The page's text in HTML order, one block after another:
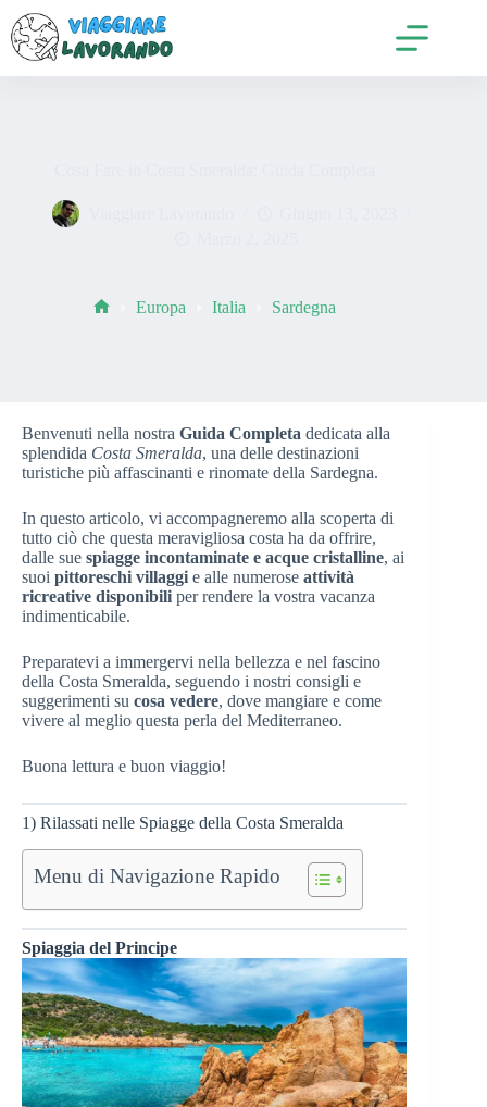
contenuto
Europa Italia Sardegna
Benvenuti nella nostra Guida Completa dedicata alla
splendida Costa Smeralda, una delle destinazioni
turistiche più affascinanti e rinomate della Sardegna.
In questo articolo, vi accompagneremo alla scoperta di
tutto ciò che questa meravigliosa costa ha da offrire,
dalle sue spiagge incontaminate e acque cristalline, ai
suoi pittoreschi villaggi e alle numerose attività
ricreative disponibili per rendere la vostra vacanza
indimenticabile.
Preparatevi a immergervi nella bellezza e nel fascino
della Costa Smeralda, seguendo i nostri consigli e
suggerimenti su cosa vedere, dove mangiare e come
vivere al meglio questa perla del Mediterraneo.
Buona lettura e buon viaggio!
1) Rilassati nelle Spiagge della Costa Smeralda
Menu di Navigazione Rapido
Spiaggia del Principe